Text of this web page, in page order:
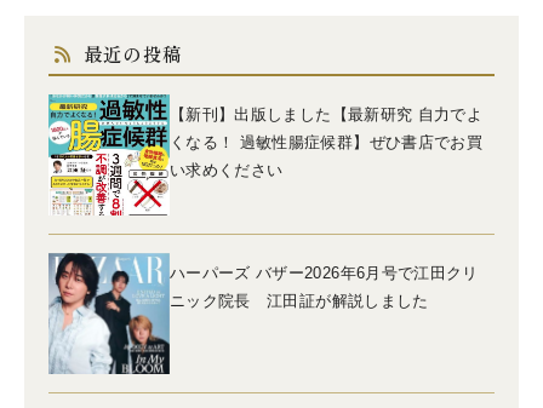
最近の投稿
【新刊】出版しました【最新研究 自力でよ
くなる！ 過敏性腸症候群】ぜひ書店でお買
い求めください
ハーパーズ バザー2026年6月号で江田クリ
ニック院長 江田証が解説しました